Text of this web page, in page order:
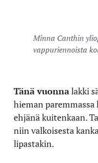
Minna Canthin
vappuriennoista
Tänä vuonnalakki
hieman
ehjänä kuitenkaan.
niin valkoisesta
lipastakin.